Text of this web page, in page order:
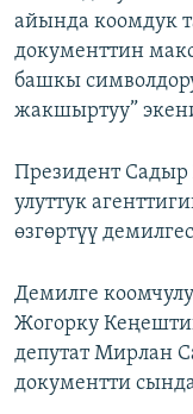
айында коомдук
документтин
башкы
жакшыртуу”
Президент Садыр
улуттук
өзгөртүү
Демилге
Жогорку
депутат Мирлан
документти